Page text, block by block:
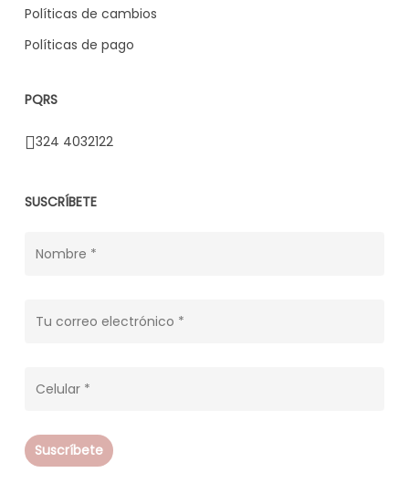
Políticas de cambios
Políticas de pago
PQRS
324 4032122
SUSCRÍBETE